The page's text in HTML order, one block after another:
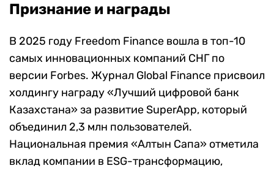
Признание и награды
В 2025 году Freedom Finance вошла в топ-10
самых инновационных компаний СНГ по
версии Forbes. Журнал Global Finance присвоил
холдингу награду «Лучший цифровой банк
Казахстана» за развитие SuperApp, который
объединил 2,3 млн пользователей.
Национальная премия «Алтын Сапа» отметила
вклад компании в ESG-трансформацию,